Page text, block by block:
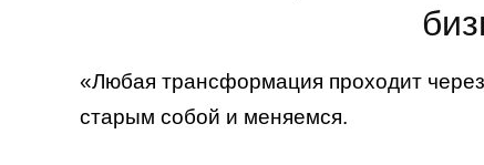
«Любая трансформация проходит
старым собой и меняемся.